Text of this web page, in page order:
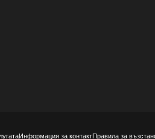
Информация за контактПравила за